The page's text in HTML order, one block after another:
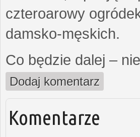
czteroarowy
damsko-męskich.
Co będzie dalej –
Dodaj komentarz
Komentarze